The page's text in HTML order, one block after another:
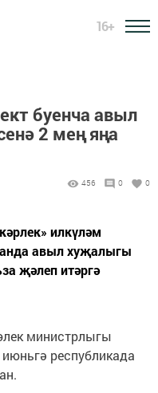
16+
буенча авыл
2 мең яңа
456 0 0
илкүләм
авыл хуҗалыгы
җәлеп итәргә
министрлыгы
республикада